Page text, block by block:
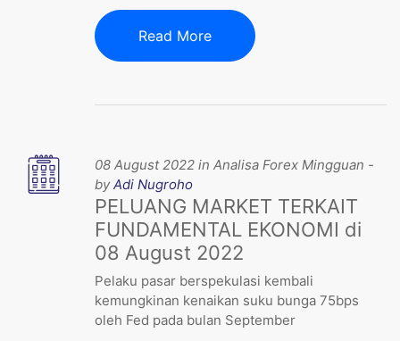
Read More
08 August 2022 in Analisa Forex Mingguan -
byAdi Nugroho
PELUANG MARKET TERKAIT
FUNDAMENTAL EKONOMI di
08 August 2022
Pelaku pasar berspekulasi kembali
kemungkinan kenaikan suku bunga 75bps
oleh Fed pada bulan September